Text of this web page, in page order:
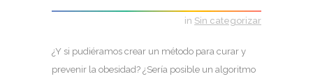
in Sin categorizar
¿Y si pudiéramos crear un método para curar y
prevenir la obesidad? ¿Sería posible un algoritmo